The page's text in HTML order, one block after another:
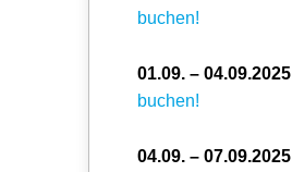
buchen!
01.09. – 04.09.2025
buchen!
04.09. – 07.09.2025